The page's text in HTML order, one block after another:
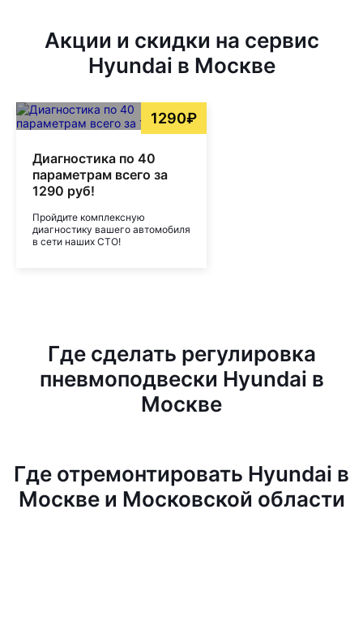
Акции и скидки на сервис
Hyundai в Москве
1290₽
Диагностика по 40
параметрам всего за
1290 руб!
Пройдите комплексную
диагностику вашего автомобиля
в сети наших СТО!
Где сделать регулировка
пневмоподвески Hyundai в
Москве
Где отремонтировать Hyundai в
Москве и Московской области